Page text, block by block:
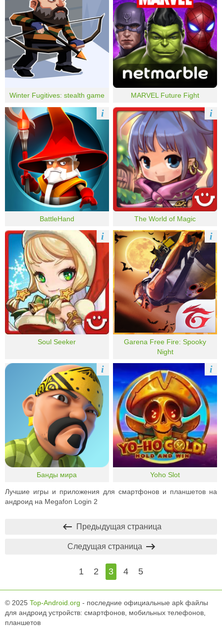
Winter Fugitives: stealth game MARVEL Future Fight
BattleHand
i
The World of Magic
i
Soul Seeker
i
Garena Free Fire: Spooky
Night
i
Банды мира
i
Yoho Slot
i
Лучшие игры и приложения для смартфонов и планшетов на
андроид на Megafon Login 2
Предыдущая страница
1 2 3 4 5
Следущая страница
© 2025 Top-Android.org - последние официальные apk файлы
для андроид устройств: смартфонов, мобильных телефонов,
планшетов